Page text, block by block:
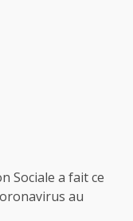
Sociale a fait ce
au